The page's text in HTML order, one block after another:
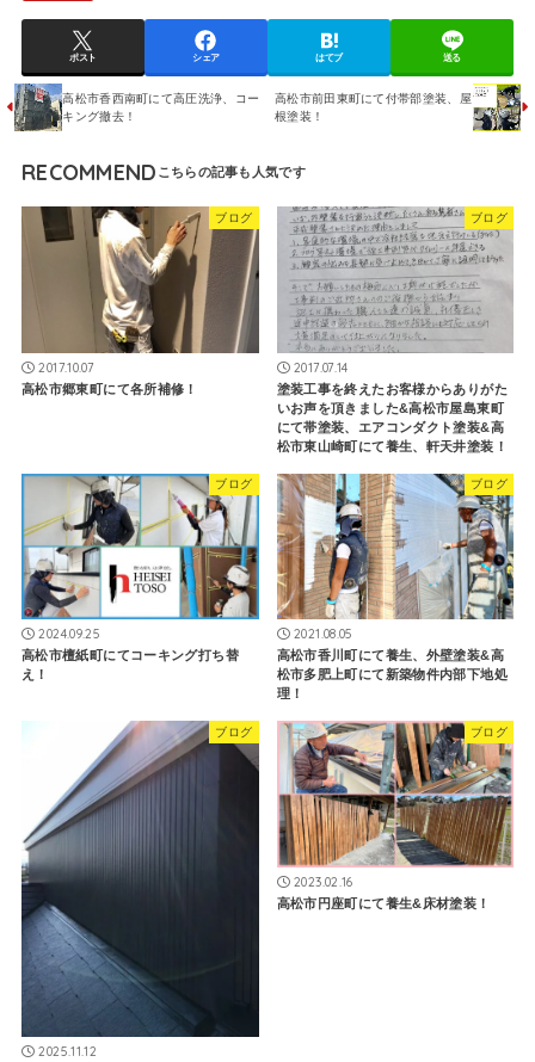
ポスト シェア はてブ 送る
高松市香西南町にて高圧洗浄、コー
キング撤去！
高松市前田東町にて付帯部塗装、屋
根塗装！
RECOMMEND
ブログ
2017.10.07
高松市郷東町にて各所補修！
ブログ
2017.07.14
塗装工事を終えたお客様からありがた
いお声を頂きました&高松市屋島東町
にて帯塗装、エアコンダクト塗装&高
松市東山崎町にて養生、軒天井塗装！
ブログ
2024.09.25
高松市檀紙町にてコーキング打ち替
え！
ブログ
2021.08.05
高松市香川町にて養生、外壁塗装&高
松市多肥上町にて新築物件内部下地処
理！
ブログ
2025.11.12
ブログ
2023.02.16
高松市円座町にて養生&床材塗装！